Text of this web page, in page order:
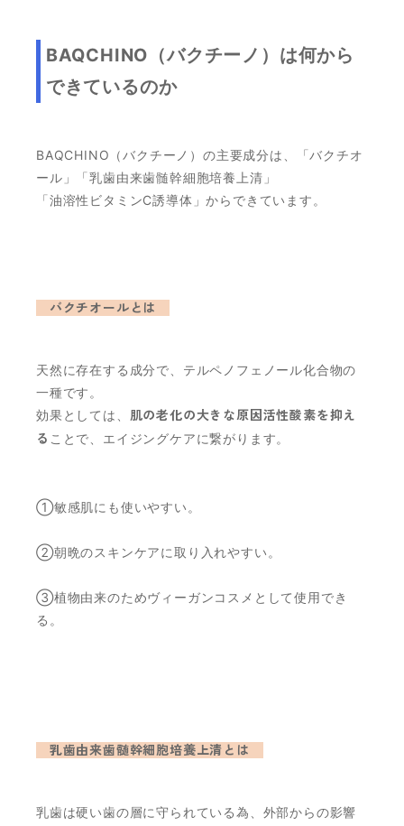
BAQCHINO（バクチーノ）は何から
できているのか
BAQCHINO（バクチーノ）の主要成分は、「バクチオ
ール」「乳歯由来歯髄幹細胞培養上清」
「油溶性ビタミンC誘導体」からできています。
バクチオールとは
天然に存在する成分で、テルペノフェノール化合物の
一種です。
効果としては、 肌の老化の大きな原因活性酸素を抑え
る ことで、エイジングケアに繋がります。
①敏感肌にも使いやすい。
②朝晩のスキンケアに取り入れやすい。
③植物由来のためヴィーガンコスメとして使用でき
る。
乳歯由来歯髄幹細胞培養上清とは
乳歯は硬い歯の層に守られている為、外部からの影響